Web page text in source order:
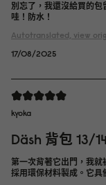
別忘了，我還沒給買的包
哇！防水！
Autotranslated, view
17/08/2025
kyoka
Däsh 背包 13/
第一次背著它出門，我就
採用環保材料製成。它具